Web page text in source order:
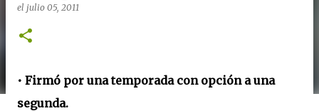
el julio 05, 2011
• Firmó por una temporada con opción a una
segunda.